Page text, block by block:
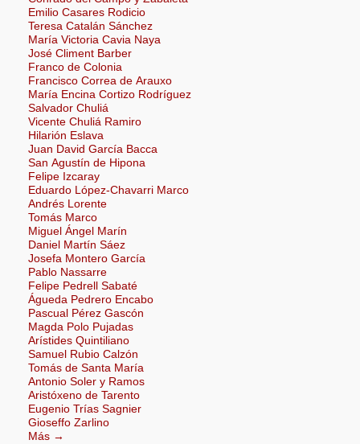
Emilio Casares Rodicio
Teresa Catalán Sánchez
María Victoria Cavia Naya
José Climent Barber
Franco de Colonia
Francisco Correa de Arauxo
María Encina Cortizo Rodríguez
Salvador Chuliá
Vicente Chuliá Ramiro
Hilarión Eslava
Juan David García Bacca
San Agustín de Hipona
Felipe Izcaray
Eduardo López-Chavarri Marco
Andrés Lorente
Tomás Marco
Miguel Ángel Marín
Daniel Martín Sáez
Josefa Montero García
Pablo Nassarre
Felipe Pedrell Sabaté
Águeda Pedrero Encabo
Pascual Pérez Gascón
Magda Polo Pujadas
Arístides Quintiliano
Samuel Rubio Calzón
Tomás de Santa María
Antonio Soler y Ramos
Aristóxeno de Tarento
Eugenio Trías Sagnier
Gioseffo Zarlino
Más →